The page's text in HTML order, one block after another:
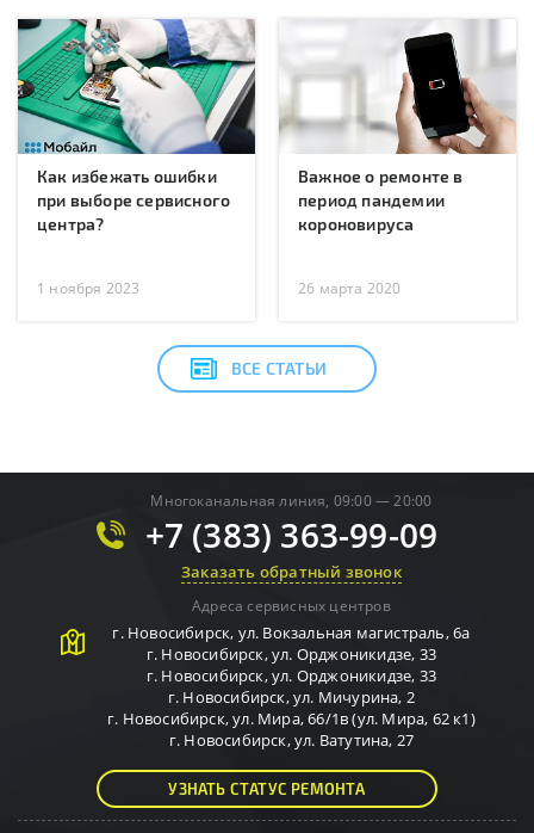
Как избежать ошибки
при выборе сервисного
центра?
1 ноября 2023
Важное о ремонте в
период пандемии
короновируса
26 марта 2020
ВСЕ СТАТЬИ
Многоканальная линия, 09:00 — 20:00
+7 (383) 363-99-09
Заказать обратный звонок
Адреса сервисных центров
г. Новосибирск, ул. Вокзальная магистраль, 6а
г. Новосибирск,ул. Орджоникидзе, 33
г. Новосибирск,ул. Орджоникидзе, 33
г. Новосибирск,ул. Мичурина, 2
г. Новосибирск,ул. Мира, 66/1в (ул. Мира, 62 к1)
г. Новосибирск,ул. Ватутина, 27
УЗНАТЬ СТАТУС РЕМОНТА